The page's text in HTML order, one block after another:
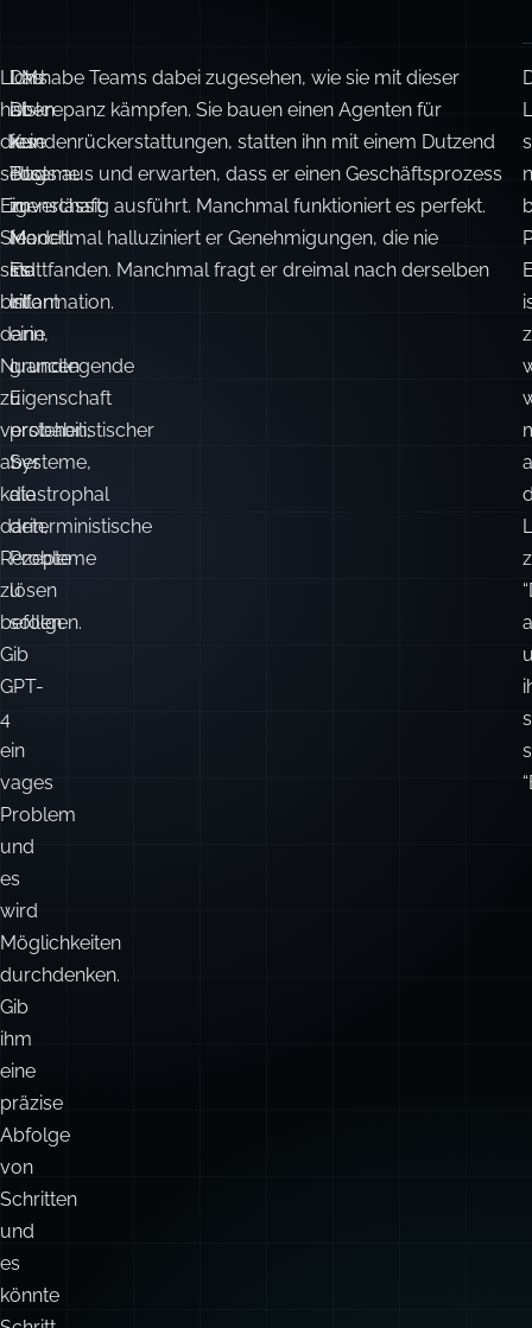
LLMs
haben
diese
seltsame
Eigenschaft:
Sie
sind
brillant
darin,
Nuancen
zu
verstehen,
aber
katastrophal
darin,
Rezepte
befolgen.
GPT-
vages
Problem
und
es
wird
Möglichkeiten
durchdenken.
Gib
eine
präzise
von
Schritten
Das
ist
kein
Bug
im
Modell.
Es
eine
grundlegende
Eigenschaft
probabilistischer
Systeme,
die
deterministische
Probleme
sollen.
Ich habe Teams dabei zugesehen, wie sie mit dieser
Diskrepanz kämpfen. Sie bauen einen Agenten für
Kundenrückerstattungen, statten ihn mit einem Dutzend
Tools aus und erwarten, dass er einen Geschäftsprozess
zuverlässig ausführt. Manchmal funktioniert es perfekt.
Manchmal halluziniert er Genehmigungen, die nie
stattfanden. Manchmal fragt er dreimal nach derselben
Information.